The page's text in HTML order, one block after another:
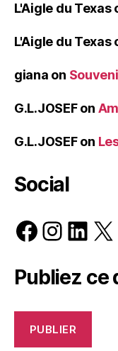
L'Aigle du Texas
L'Aigle du Texas
giana on
G.L.JOSEFon
G.L.JOSEFon
Social
Facebook
X
Publiez ce
PUBLIER